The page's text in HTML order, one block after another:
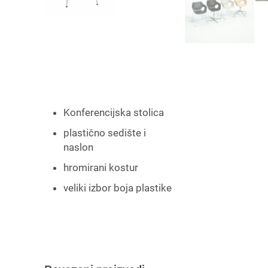
Konferencijska stolica
plastično sedište i
naslon
hromirani kostur
veliki izbor boja plastike